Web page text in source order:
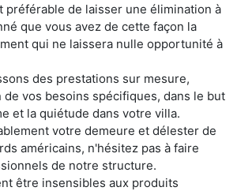
préférable de laisser une élimination à
que vous avez de cette façon la
qui ne laissera nulle opportunité à
des prestations sur mesure,
vos besoins spécifiques, dans le but
et la quiétude dans votre villa.
votre demeure et délester de
américains, n'hésitez pas à faire
de notre structure.
être insensibles aux produits